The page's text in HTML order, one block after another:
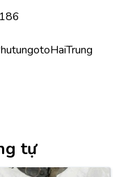
tự